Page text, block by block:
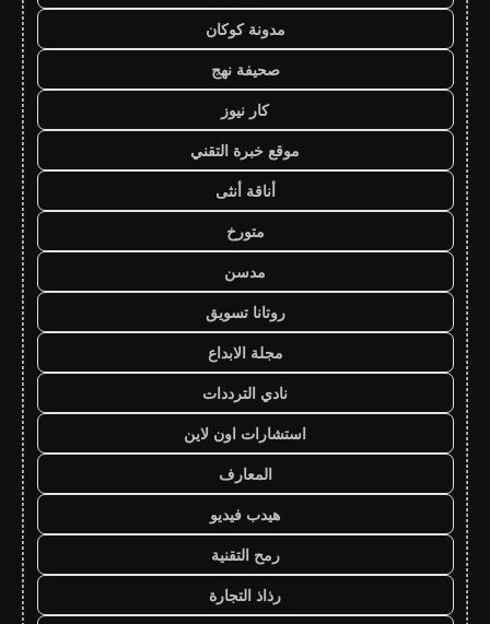
مدونة كوكان
صحيفة نهج
كار نيوز
موقع خبرة التقني
أناقة أنثى
متورخ
مدسن
روتانا تسويق
مجلة الابداع
نادي الترددات
استشارات اون لاين
المعارف
هيدب فيديو
رمح التقنية
رذاذ التجارة